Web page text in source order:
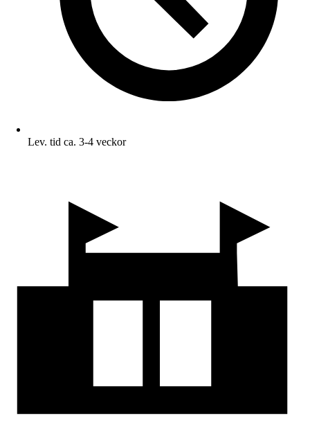
Lev. tid ca. 3-4 veckor